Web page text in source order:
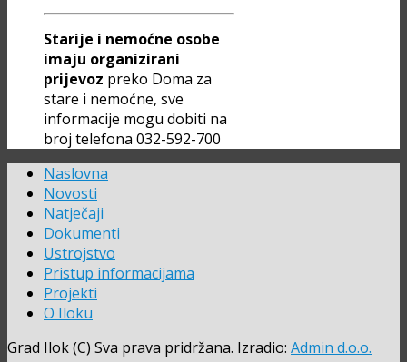
Starije i nemoćne osobe
imaju organizirani
prijevoz preko Doma za
stare i nemoćne, sve
informacije mogu dobiti na
broj telefona 032-592-700
Naslovna
Novosti
Natječaji
Dokumenti
Ustrojstvo
Pristup informacijama
Projekti
O Iloku
Grad Ilok (C) Sva prava pridržana. Izradio: Admin d.o.o.